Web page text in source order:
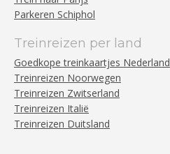
Parkeren Schiphol
Treinreizen per land
Goedkope treinkaartjes Nederland
Treinreizen Noorwegen
Treinreizen Zwitserland
Treinreizen Italië
Treinreizen Duitsland